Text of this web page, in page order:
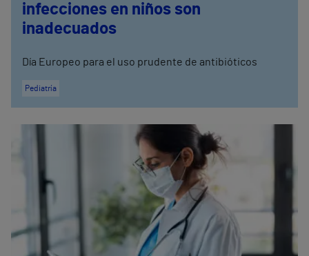
infecciones en niños son
inadecuados
Día Europeo para el uso prudente de antibióticos
Pediatría